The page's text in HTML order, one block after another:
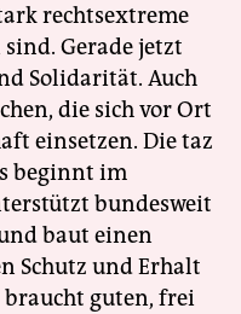
rechtsextreme
Gerade jetzt
Solidarität. Auch
die sich vor Ort
einsetzen. Die taz
beginnt im
bundesweit
baut einen
Schutz und Erhalt
braucht guten, frei